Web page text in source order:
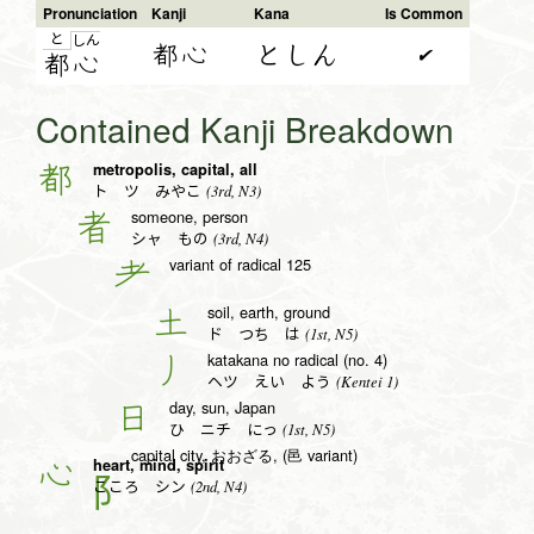
Pronunciation Kanji Kana Is Common
と
都
しん
心 都心 としん ✔
Contained Kanji Breakdown
都 metropolis, capital, all
ト ツ みやこ (3rd, N3)
者 someone, person
シャ もの (3rd, N4)
耂 variant of radical 125
土 soil, earth, ground
ド つち は (1st, N5)
丿 katakana no radical (no. 4)
ヘツ えい よう (Kentei 1)
日 day, sun, Japan
ひ ニチ にっ (1st, N5)
capital city, おおざる, (邑 variant)
心 heart, mind, spirit
こころ シン (2nd, N4)